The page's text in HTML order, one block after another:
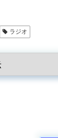
ラジオ